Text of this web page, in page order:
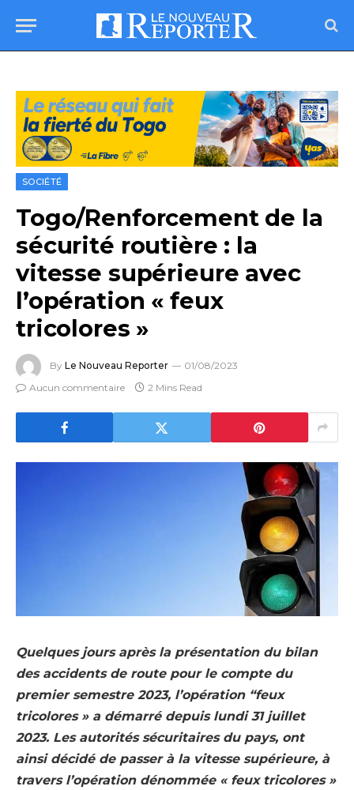
SOCIÉTÉ
Togo/Renforcement de la
sécurité routière : la
vitesse supérieure avec
l’opération « feux
tricolores »
By Le Nouveau Reporter
01/08/2023
Aucun commentaire
2 Mins Read
Quelques jours après la présentation du bilan
des accidents de route pour le compte du
premier semestre 2023, l’opération “feux
tricolores » a démarré depuis lundi 31 juillet
2023. Les autorités sécuritaires du pays, ont
ainsi décidé de passer à la vitesse supérieure, à
travers l’opération dénommée « feux tricolores »